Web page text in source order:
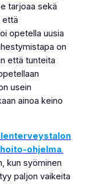
tarjoaa sekä
että
opetella uusia
on
että tunteita
usein
ainoa keino
ohjelma.
kun syöminen
paljon vaikeita